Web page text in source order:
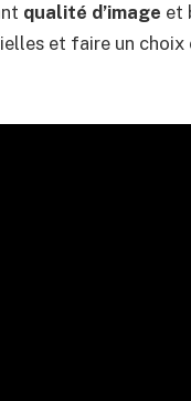
qualité d’image et
et faire un